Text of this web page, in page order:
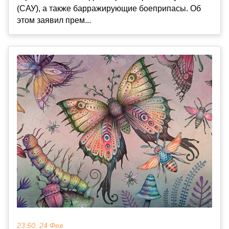
(САУ), а также барражирующие боеприпасы. Об
этом заявил прем...
23:50, 24 Фев